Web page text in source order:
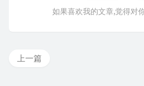
如果喜欢我的文章,觉得对
上一篇